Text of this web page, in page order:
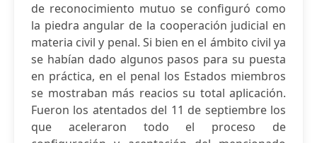
de reconocimiento mutuo se configuró como
la piedra angular de la cooperación judicial en
materia civil y penal. Si bien en el ámbito civil ya
se habían dado algunos pasos para su puesta
en práctica, en el penal los Estados miembros
se mostraban más reacios su total aplicación.
Fueron los atentados del 11 de septiembre los
que aceleraron todo el proceso de